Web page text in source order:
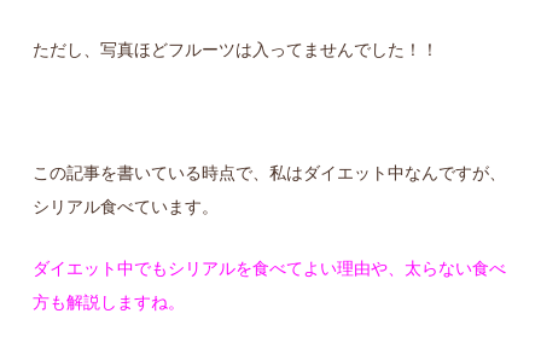
ただし、写真ほどフルーツは入ってませんでした！！
この記事を書いている時点で、私はダイエット中なんですが、
シリアル食べています。
ダイエット中でもシリアルを食べてよい理由や、太らない食べ
方も解説しますね。